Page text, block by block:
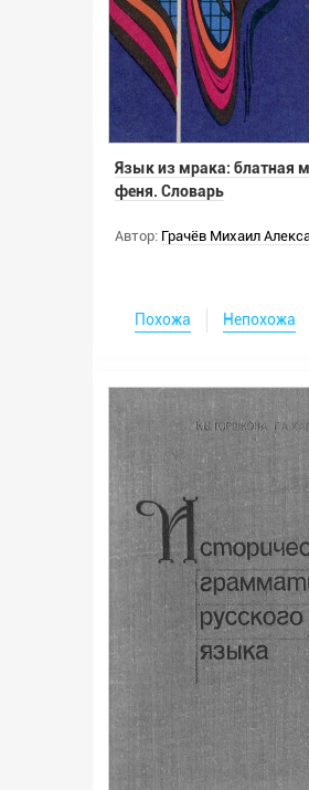
Язык из мрака: блатная
феня. Словарь
Автор: Грачёв Михаил
Похожа Непохожа